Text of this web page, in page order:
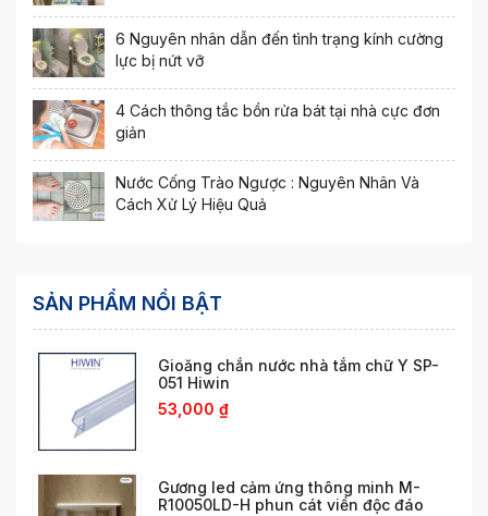
6 Nguyên nhân dẫn đến tình trạng kính cường
lực bị nứt vỡ
4 Cách thông tắc bồn rửa bát tại nhà cực đơn
giản
Nước Cống Trào Ngược : Nguyên Nhân Và
Cách Xử Lý Hiệu Quả
SẢN PHẨM NỔI BẬT
Gioăng chắn nước nhà tắm chữ Y SP-
051 Hiwin
53,000 ₫
Gương led cảm ứng thông minh M-
R10050LD-H phun cát viền độc đáo